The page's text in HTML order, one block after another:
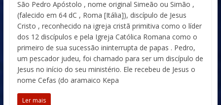
São Pedro Apóstolo , nome original Simeão ou Simão ,
(falecido em 64 dC , Roma [Itália]), discípulo de Jesus
Cristo , reconhecido na igreja cristã primitiva como o líder
dos 12 discípulos e pela Igreja Católica Romana como o
primeiro de sua sucessão ininterrupta de papas . Pedro,
um pescador judeu, foi chamado para ser um discípulo de
Jesus no início do seu ministério. Ele recebeu de Jesus o
nome Cefas (do aramaico Kepa
Ler mais